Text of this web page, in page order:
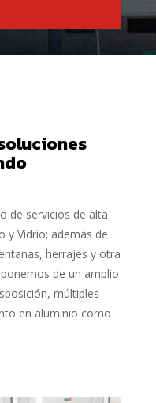
de servicios de alta
y Vidrio; además de
herrajes y otra
de un amplio
múltiples
en aluminio como